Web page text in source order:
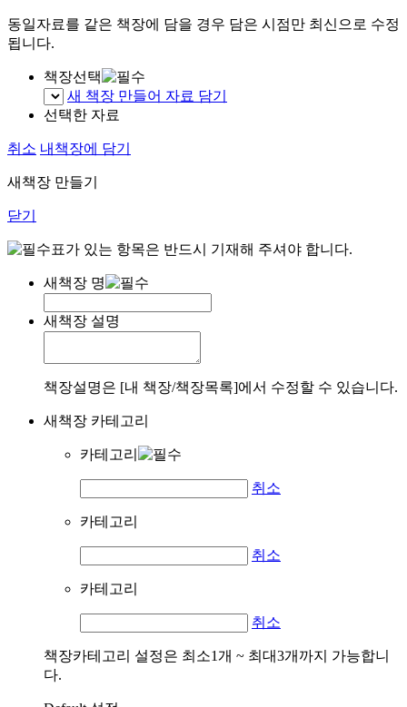
동일자료를 같은 책장에 담을 경우 담은 시점만 최신으로 수정
됩니다.
책장선택
새 책장 만들어 자료 담기
선택한 자료
취소 내책장에 담기
새책장 만들기
닫기
표가 있는 항목은 반드시 기재해 주셔야 합니다.
새책장 명
새책장 설명
책장설명은 [내 책장/책장목록]에서 수정할 수 있습니다.
새책장 카테고리
카테고리
취소
카테고리
취소
카테고리
취소
책장카테고리 설정은 최소1개 ~ 최대3개까지 가능합니
다.